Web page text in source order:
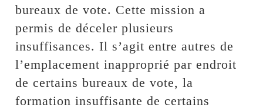
bureaux de vote. Cette mission a
permis de déceler plusieurs
insuffisances. Il s’agit entre autres de
l’emplacement inapproprié par endroit
de certains bureaux de vote, la
formation insuffisante de certains